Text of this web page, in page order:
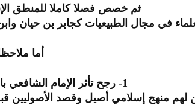
ثم خصص فصلا كاملا للمنطق
في مجال الطبيعيات كجابر بن حيان
أما
1- رجح تأثر الإمام الشافعي بالمنطق خاصة وأنه يعرف لغة اليونان.
لهم منهج إسلامي أصيل وقصد